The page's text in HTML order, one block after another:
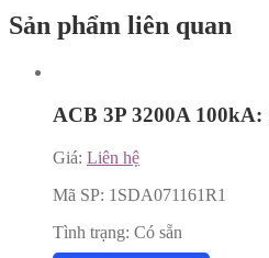
Sản phẩm liên quan
ACB 3P 3200A 100kA:
Giá: Liên hệ
Mã SP: 1SDA071161R1
Tình trạng: Có sẵn